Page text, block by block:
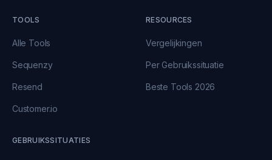
TOOLS
Alle Tools
Sequenzy
Resend
Customer.io
RESOURCES
Vergelijkingen
Per Gebruikssituatie
Beste Tools 2026
GEBRUIKSSITUATIES